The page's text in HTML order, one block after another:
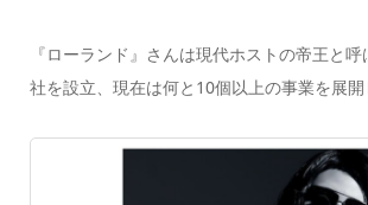
『ローランド』さんは現代ホストの帝王と
社を設立、現在は何と10個以上の事業を展開